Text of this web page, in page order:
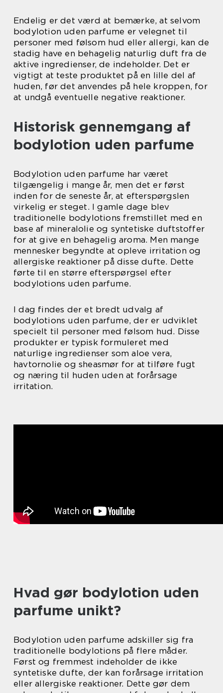
Endelig er det værd at bemærke, at selvom
bodylotion uden parfume er velegnet til
personer med følsom hud eller allergi, kan de
stadig have en behagelig naturlig duft fra de
aktive ingredienser, de indeholder. Det er
vigtigt at teste produktet på en lille del af
huden, før det anvendes på hele kroppen, for
at undgå eventuelle negative reaktioner.
Historisk gennemgang af
bodylotion uden parfume
Bodylotion uden parfume har været
tilgængelig i mange år, men det er først
inden for de seneste år, at efterspørgslen
virkelig er steget. I gamle dage blev
traditionelle bodylotions fremstillet med en
base af mineralolie og syntetiske duftstoffer
for at give en behagelig aroma. Men mange
mennesker begyndte at opleve irritation og
allergiske reaktioner på disse dufte. Dette
førte til en større efterspørgsel efter
bodylotions uden parfume.
I dag findes der et bredt udvalg af
bodylotions uden parfume, der er udviklet
specielt til personer med følsom hud. Disse
produkter er typisk formuleret med
naturlige ingredienser som aloe vera,
havtornolie og sheasmør for at tilføre fugt
og næring til huden uden at forårsage
irritation.
Hvad gør bodylotion uden
parfume unikt?
Bodylotion uden parfume adskiller sig fra
traditionelle bodylotions på flere måder.
Først og fremmest indeholder de ikke
syntetiske dufte, der kan forårsage irritation
eller allergiske reaktioner. Dette gør dem